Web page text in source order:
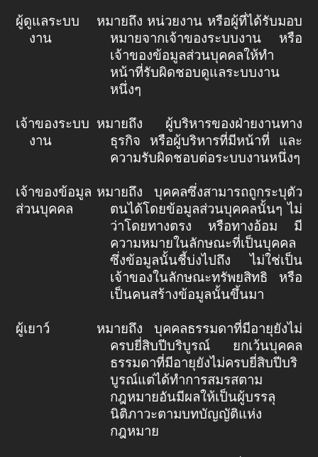
ผู้ดูแลระบบ
งาน
หมายถึง หน่วยงาน หรือผู้ที่ได้รับมอบ
หมายจากเจ้าของระบบงาน หรือ
เจ้าของข้อมูลส่วนบุคคลให้ทำ
หน้าที่รับผิดชอบดูแลระบบงาน
หนึ่งๆ
เจ้าของระบบ
งาน
หมายถึง ผู้บริหารของฝ่ายงานทาง
ธุรกิจ หรือผู้บริหารที่มีหน้าที่ และ
ความรับผิดชอบต่อระบบงานหนึ่งๆ
เจ้าของข้อมูล
ส่วนบุคคล
หมายถึง บุคคลซึ่งสามารถถูกระบุตัว
ตนได้โดยข้อมูลส่วนบุคคลนั้นๆ ไม่
ว่าโดยทางตรง หรือทางอ้อม มี
ความหมายในลักษณะที่เป็นบุคคล
ซึ่งข้อมูลนั้นชี้บ่งไปถึง ไม่ใช่เป็น
เจ้าของในลักษณะทรัพยสิทธิ หรือ
เป็นคนสร้างข้อมูลนั้นขึ้นมา
ผู้เยาว์
หมายถึง บุคคลธรรมดาที่มีอายุยังไม่
ครบยี่สิบปีบริบูรณ์ ยกเว้นบุคคล
ธรรมดาที่มีอายุยังไม่ครบยี่สิบปีบริ
บูรณ์แต่ได้ทำการสมรสตาม
กฎหมายอันมีผลให้เป็นผู้บรรลุ
นิติภาวะตามบทบัญญัติแห่ง
กฎหมาย